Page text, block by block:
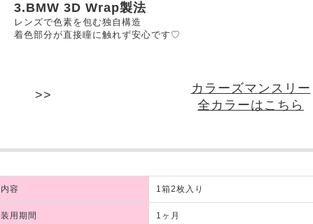
3.BMW 3D Wrap製法
レンズで色素を包む独自構造
着色部分が直接瞳に触れず安心です♡
カラーズマンスリー
全カラーはこちら
内容 1箱2枚入り
装用期間 1ヶ月